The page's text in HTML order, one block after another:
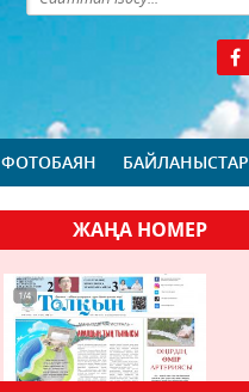
ФОТОБАЯН БАЙЛАНЫСТАР
ЖАҢА НОМЕР